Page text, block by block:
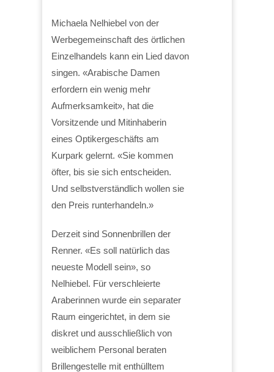
Michaela Nelhiebel von der
Werbegemeinschaft des örtlichen
Einzelhandels kann ein Lied davon
singen. «Arabische Damen
erfordern ein wenig mehr
Aufmerksamkeit», hat die
Vorsitzende und Mitinhaberin
eines Optikergeschäfts am
Kurpark gelernt. «Sie kommen
öfter, bis sie sich entscheiden.
Und selbstverständlich wollen sie
den Preis runterhandeln.»
Derzeit sind Sonnenbrillen der
Renner. «Es soll natürlich das
neueste Modell sein», so
Nelhiebel. Für verschleierte
Araberinnen wurde ein separater
Raum eingerichtet, in dem sie
diskret und ausschließlich von
weiblichem Personal beraten
Brillengestelle mit enthülltem